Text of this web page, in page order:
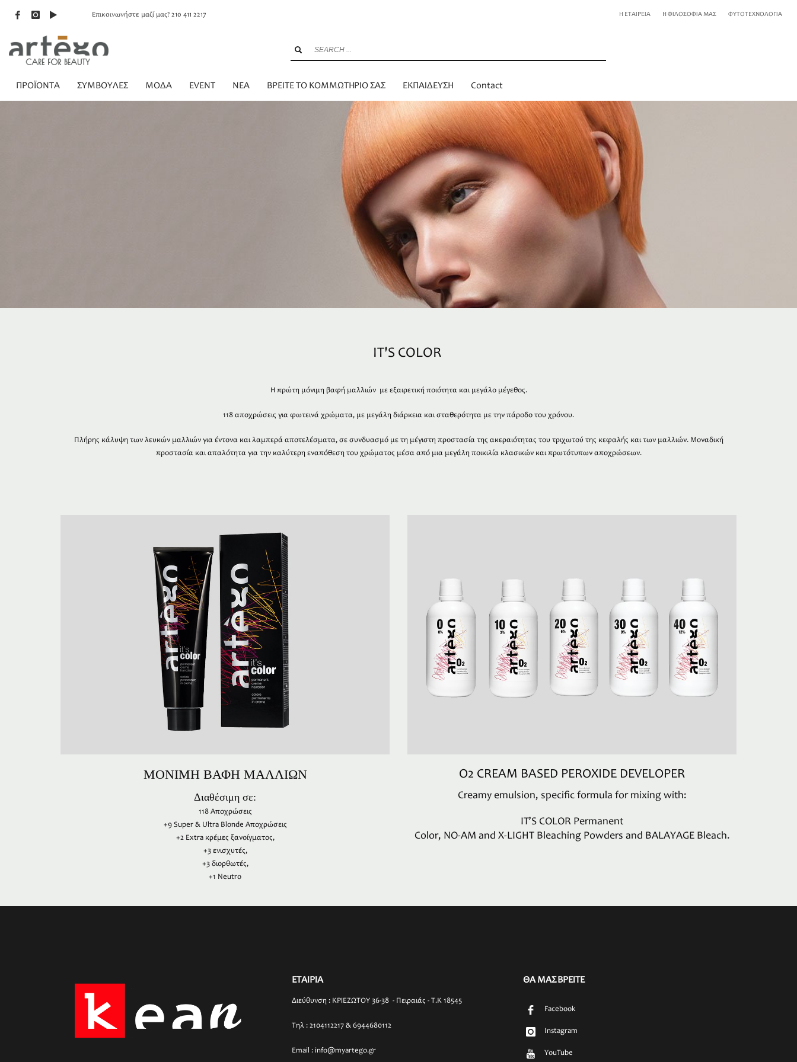
Επικοινωνήστε μαζί μας? 210 411 2217 Η ΕΤΑΙΡΕΙΑ Η ΦΙΛΟΣΟΦΙΑ ΜΑΣ ΦΥΤΟΤΕΧΝΟΛΟΓΙΑ
ΠΡΟΪΟΝΤΑ ΣΥΜΒΟΥΛΕΣ ΜΟΔΑ EVENT NEA ΒΡΕΙΤΕ ΤΟ ΚΟΜΜΩΤΗΡΙΟ ΣΑΣ ΕΚΠΑΙΔΕΥΣΗ Contact
IT'S COLOR
Η πρώτη μόνιμη βαφή μαλλιών με εξαιρετική ποιότητα και μεγάλο μέγεθος.
118 αποχρώσεις για φωτεινά χρώματα, με μεγάλη διάρκεια και σταθερότητα με την πάροδο του χρόνου.
Πλήρης κάλυψη των λευκών μαλλιών για έντονα και λαμπερά αποτελέσματα, σε συνδυασμό με τη μέγιστη προστασία της ακεραιότητας του τριχωτού της κεφαλής και των μαλλιών. Μοναδική
προστασία και απαλότητα για την καλύτερη εναπόθεση του χρώματος μέσα από μια μεγάλη ποικιλία κλασικών και πρωτότυπων αποχρώσεων.
ΜΟΝΙΜΗ ΒΑΦΗ ΜΑΛΛΙΩΝ
Διαθέσιμη σε:
118 Αποχρώσεις
+9 Super & Ultra Blonde Αποχρώσεις
+2 Extra κρέμες ξανοίγματος,
+3 ενισχυτές,
+3 διορθωτές,
+1 Neutro
O2 CREAM BASED PEROXIDE DEVELOPER
Creamy emulsion, specific formula for mixing with:
IT’S COLOR Permanent
Color, NO-AM and X-LIGHT Bleaching Powders and BALAYAGE Bleach.
ΕΤΑΙΡΙΑ
Διεύθυνση : ΚΡΙΕΖΩΤΟΥ 36-38 - Πειραιάς - T.K 18545
Τηλ : 2104112217 & 6944680112
Email : info@myartego.gr
ΘΑ ΜΑΣ ΒΡΕΙΤΕ
Facebook
Instagram
YouTube